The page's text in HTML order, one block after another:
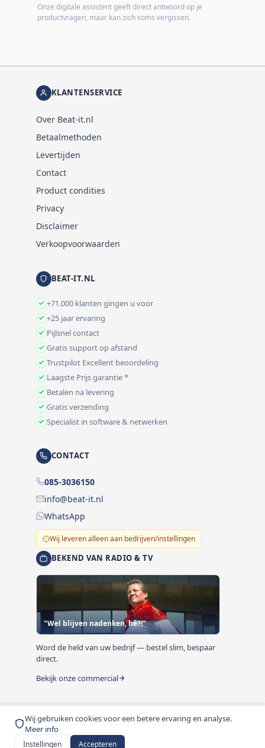
Wij gebruiken cookies voor een betere ervaring en analyse.
Meer info
Instellingen Accepteren
Onze digitale assistent geeft direct antwoord op je
productvragen, maar kan zich soms vergissen.
KLANTENSERVICE
Over Beat-it.nl
Betaalmethoden
Levertijden
Contact
Product condities
Privacy
Disclaimer
Verkoopvoorwaarden
BEAT-IT.NL
+71.000 klanten gingen u voor
+25 jaar ervaring
Pijlsnel contact
Gratis support op afstand
Trustpilot Excellent beoordeling
Laagste Prijs garantie *
Betalen na levering
Gratis verzending
Specialist in software & netwerken
CONTACT
085-3036150
info@beat-it.nl
WhatsApp
Wij leveren alleen aan bedrijven/instellingen
BEKEND VAN RADIO & TV
"Wel blijven nadenken, hè?!"
Word de held van uw bedrijf — bestel slim, bespaar
direct.
Bekijk onze commercial
© 1999-2026 Beat-it.nl. Vermelde prijzen zijn excl. BTW
tenzij anders vermeld.